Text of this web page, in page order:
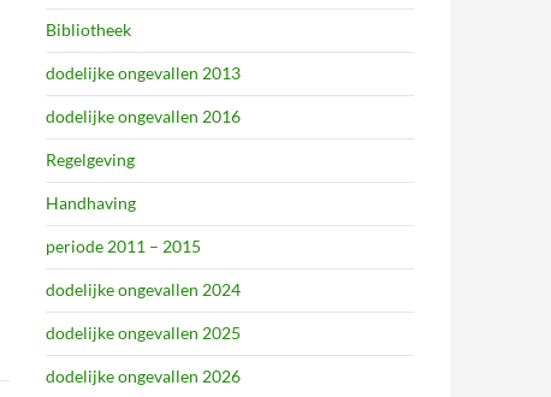
Bibliotheek
dodelijke ongevallen 2013
dodelijke ongevallen 2016
Regelgeving
Handhaving
periode 2011 – 2015
dodelijke ongevallen 2024
dodelijke ongevallen 2025
dodelijke ongevallen 2026